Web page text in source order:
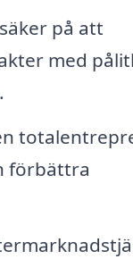
på att
med
förbättra